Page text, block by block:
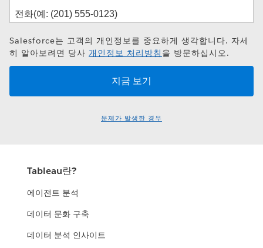
Salesforce는 고객의 개인정보를 중요하게 생각합니다. 자세
히 알아보려면 당사 개인정보 처리방침 을 방문하십시오.
문제가 발생한 경우
Tableau란?
에이전트 분석
데이터 문화 구축
데이터 분석 인사이트